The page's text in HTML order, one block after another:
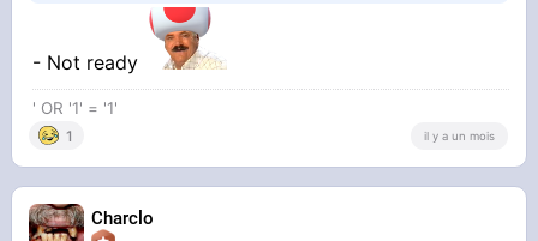
- Not ready
' OR '1' = '1'
1 il y a un mois
Charclo